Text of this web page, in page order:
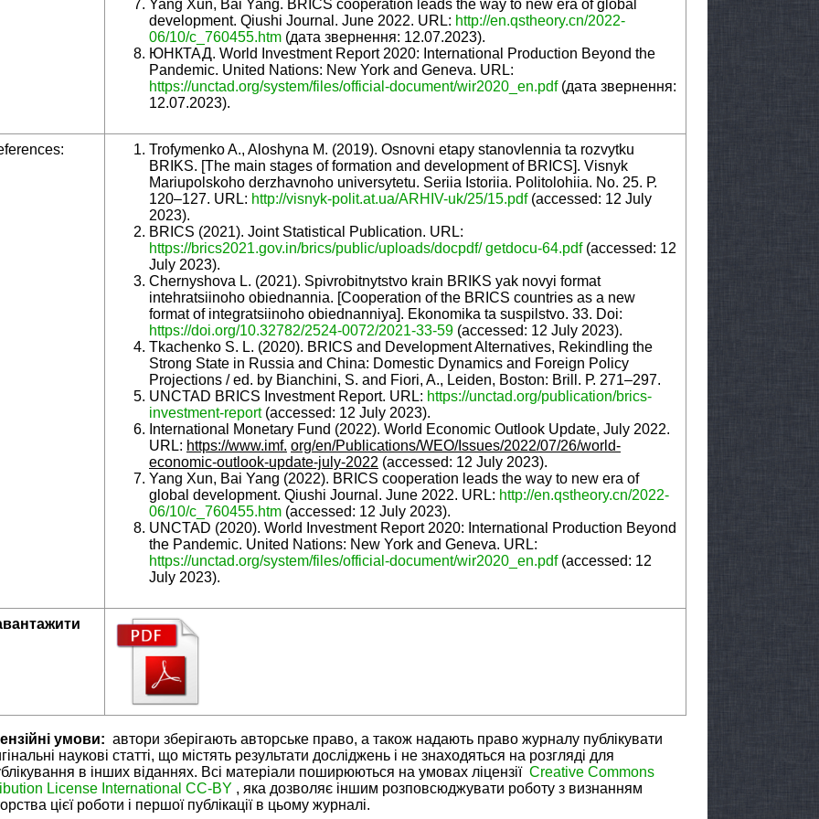
Yang Xun, Bai Yang. BRICS cooperation leads the way to new era of global
development. Qiushi Journal. June 2022. URL: http://en.qstheory.cn/2022-
06/10/c_760455.htm (дата звернення: 12.07.2023).
ЮНКТАД. World Investment Report 2020: International Production Beyond the
Pandemic. United Nations: New York and Geneva. URL:
https://unctad.org/system/files/official -document/wir2020_en.pdf(дата звернення:
12.07.2023).
Trofymenko A., Aloshyna M. (2019). Osnovni etapy stanovlennia ta rozvytku
BRIKS. [The main stages of formation and development of BRICS]. Visnyk
Mariupolskoho derzhavnoho universytetu. Seriia Istoriia. Politolohiia. No. 25. Р.
120–127. URL: http://visnyk-polit.at.ua/ARHIV-uk/25/15.pdf(accessed: 12 July
2023).
BRICS (2021). Joint Statistical Publication. URL:
https://brics2021.gov.in/brics/public/uploads/docpdf/ getdocu-64.pdf(accessed: 12
July 2023).
Chernyshova L. (2021). Spivrobitnytstvo krain BRIKS yak novyi format
intehratsiinoho obiednannia. [Cooperation of the BRICS countries as a new
format of integratsiinoho obiednanniya]. Ekonomika ta suspilstvo. 33. Doi:
https://doi.org/10.32782/2524-0072/2021-33-59 (accessed: 12 July 2023).
Tkachenko S. L. (2020). BRICS and Development Alternatives, Rekindling the
Strong State in Russia and China: Domestic Dynamics and Foreign Policy
Projections / ed. by Bianchini, S. and Fiori, A., Leiden, Boston: Brill. Р. 271–297.
UNCTAD BRICS Investment Report. URL: https://unctad.org/publication/brics-
investment-report(accessed: 12 July 2023).
International Monetary Fund (2022). World Economic Outlook Update, July 2022.
URL: https://www.imf. org/en/Publications/WEO/Issues/2022/07/26/world-
economic-outlook-update-july-2022 (accessed: 12 July 2023).
Yang Xun, Bai Yang (2022). BRICS cooperation leads the way to new era of
global development. Qiushi Journal. June 2022. URL: http://en.qstheory.cn/2022-
06/10/c_760455.htm (accessed: 12 July 2023).
UNCTAD (2020). World Investment Report 2020: International Production Beyond
the Pandemic. United Nations: New York and Geneva. URL:
https://unctad.org/system/files/official -document/wir2020_en.pdf(accessed: 12
July 2023).
умови: автори зберігають авторське право, а також надають право журналу публікувати
наукові статті, що містять результати досліджень і не знаходяться на розгляді для
в інших віданнях. Всі матеріали поширюються на умовах ліцензії Creative Commons
License International CC-BY , яка дозволяє іншим розповсюджувати роботу з визнанням
цієї роботи і першої публікації в цьому журналі.